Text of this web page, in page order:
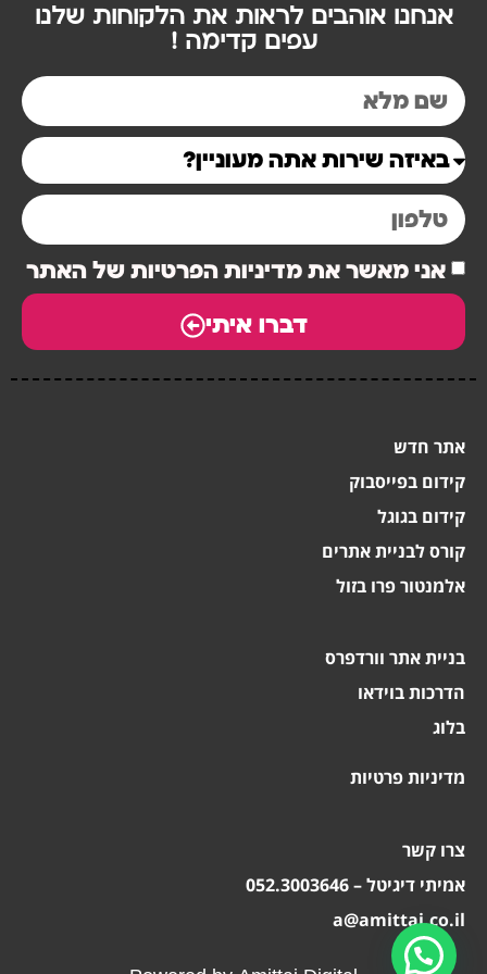
אנחנו אוהבים לראות את הלקוחות שלנו
עפים קדימה !
אני מאשר את מדיניות הפרטיות של האתר
דברו איתי
אתר חדש
קידום בפייסבוק
קידום בגוגל
קורס לבניית אתרים
אלמנטור פרו בזול
בניית אתר וורדפרס
הדרכות בוידאו
בלוג
מדיניות פרטיות
צרו קשר
אמיתי דיגיטל – 052.3003646
a@amittai.co.il